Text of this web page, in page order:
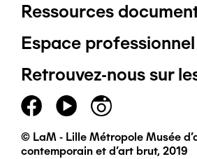
Pied
de
page
principal
Ressources
Espace professionnel
Retrouvez-nous sur
© LaM - Lille Métropole Musée
contemporain et d'art brut, 2019